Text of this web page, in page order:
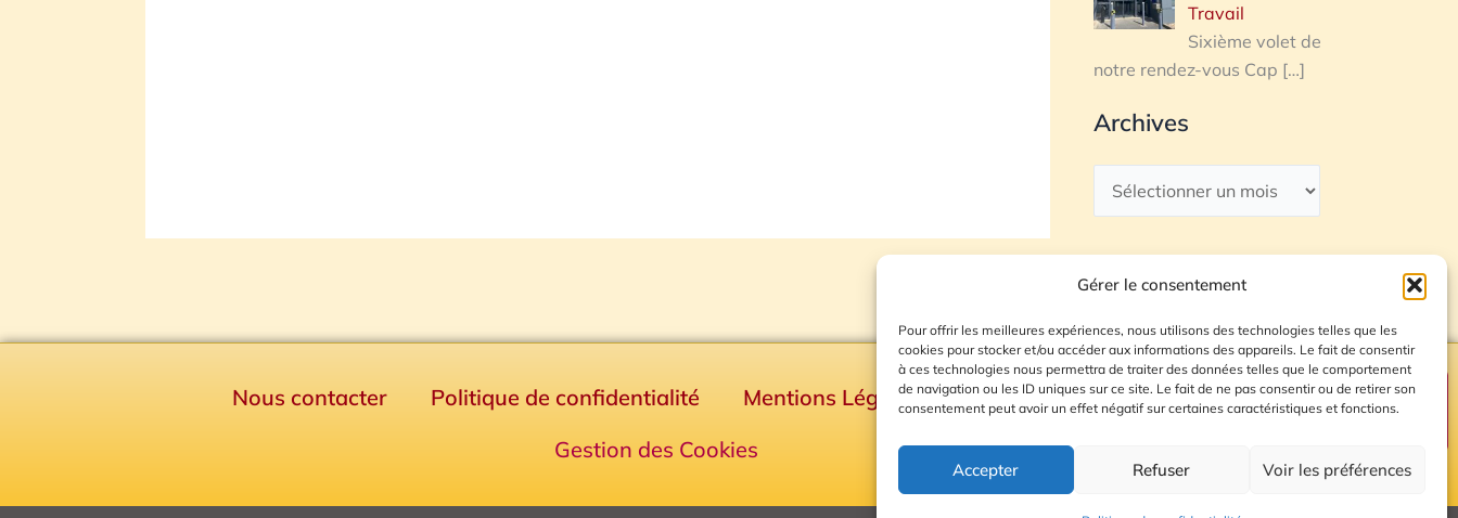
Gérer le consentement
Pour offrir les meilleures expériences, nous utilisons des technologies telles que les
cookies pour stocker et/ou accéder aux informations des appareils. Le fait de consentir
à ces technologies nous permettra de traiter des données telles que le comportement
de navigation ou les ID uniques sur ce site. Le fait de ne pas consentir ou de retirer son
consentement peut avoir un effet négatif sur certaines caractéristiques et fonctions.
Accepter Refuser Voir les préférences
Travail
Sixième volet de
notre rendez-vous Cap […]
Archives
Nous contacter Politique de confidentialité Mentions Légales
Plan du site
Gestion des Cookies